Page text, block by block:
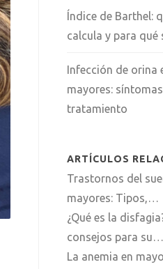
Índice de Barthel:
calcula y para qué
Infección de orina
mayores:
tratamiento
ARTÍCULOS
Trastornos del
mayores: Tipos,…
¿Qué es la
consejos para su…
La anemia en